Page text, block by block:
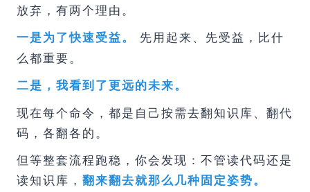
放弃，有两个理由。
一是为了快速受益。
先用起来、先受益，比什
么都重要。
二是，我看到了更远的未来。
现在每个命令，都是自己按需去翻知识库、翻代
码，各翻各的。
但等整套流程跑稳，你会发现：不管读代码还是
读知识库， 翻来翻去就那么几种固定姿势。